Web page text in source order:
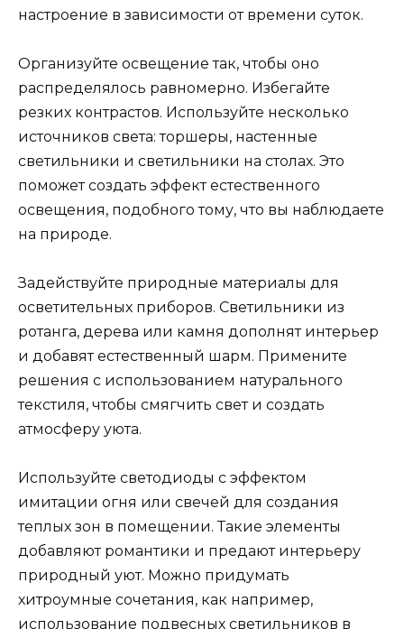
настроение в зависимости от времени суток.
Организуйте освещение так, чтобы оно
распределялось равномерно. Избегайте
резких контрастов. Используйте несколько
источников света: торшеры, настенные
светильники и светильники на столах. Это
поможет создать эффект естественного
освещения, подобного тому, что вы наблюдаете
на природе.
Задействуйте природные материалы для
осветительных приборов. Светильники из
ротанга, дерева или камня дополнят интерьер
и добавят естественный шарм. Примените
решения с использованием натурального
текстиля, чтобы смягчить свет и создать
атмосферу уюта.
Используйте светодиоды с эффектом
имитации огня или свечей для создания
теплых зон в помещении. Такие элементы
добавляют романтики и предают интерьеру
природный уют. Можно придумать
хитроумные сочетания, как например,
использование подвесных светильников в